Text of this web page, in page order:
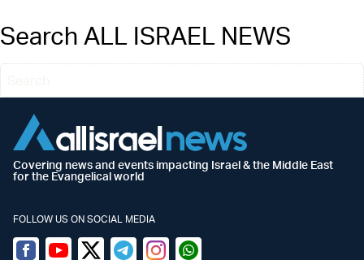
Search ALL ISRAEL NEWS
Covering news and events impacting Israel & the Middle East
for the Evangelical world
FOLLOW US ON SOCIAL MEDIA